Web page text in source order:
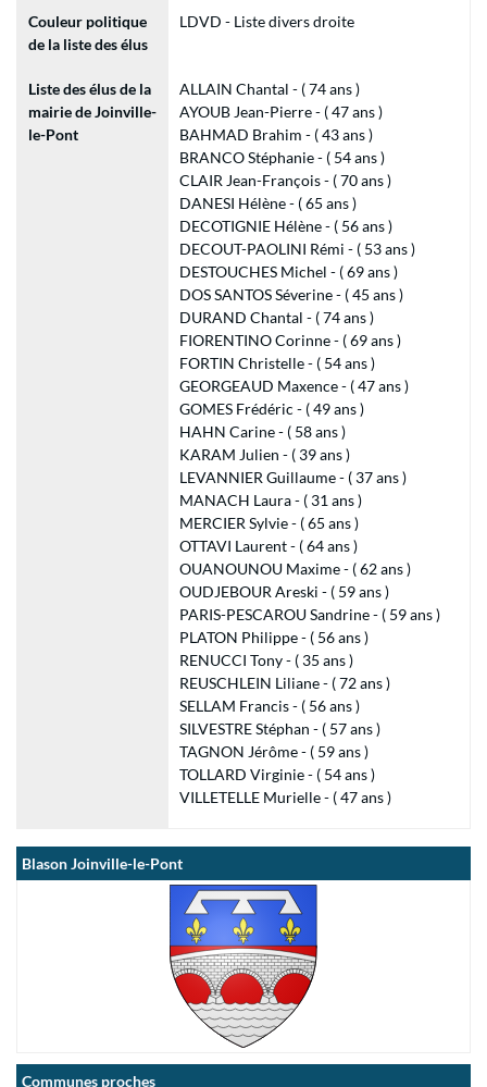
Couleur politique
de la liste des élus
LDVD - Liste divers droite
Liste des élus de la
mairie de Joinville-
le-Pont
ALLAIN Chantal - ( 74 ans )
AYOUB Jean-Pierre - ( 47 ans )
BAHMAD Brahim - ( 43 ans )
BRANCO Stéphanie - ( 54 ans )
CLAIR Jean-François - ( 70 ans )
DANESI Hélène - ( 65 ans )
DECOTIGNIE Hélène - ( 56 ans )
DECOUT-PAOLINI Rémi - ( 53 ans )
DESTOUCHES Michel - ( 69 ans )
DOS SANTOS Séverine - ( 45 ans )
DURAND Chantal - ( 74 ans )
FIORENTINO Corinne - ( 69 ans )
FORTIN Christelle - ( 54 ans )
GEORGEAUD Maxence - ( 47 ans )
GOMES Frédéric - ( 49 ans )
HAHN Carine - ( 58 ans )
KARAM Julien - ( 39 ans )
LEVANNIER Guillaume - ( 37 ans )
MANACH Laura - ( 31 ans )
MERCIER Sylvie - ( 65 ans )
OTTAVI Laurent - ( 64 ans )
OUANOUNOU Maxime - ( 62 ans )
OUDJEBOUR Areski - ( 59 ans )
PARIS-PESCAROU Sandrine - ( 59 ans )
PLATON Philippe - ( 56 ans )
RENUCCI Tony - ( 35 ans )
REUSCHLEIN Liliane - ( 72 ans )
SELLAM Francis - ( 56 ans )
SILVESTRE Stéphan - ( 57 ans )
TAGNON Jérôme - ( 59 ans )
TOLLARD Virginie - ( 54 ans )
VILLETELLE Murielle - ( 47 ans )
Blason Joinville-le-Pont
Communes proches